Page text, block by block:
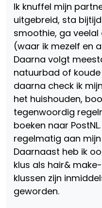
Ik knuffel mijn
uitgebreid, sta
smoothie, ga veelal
(waar ik mezelf en
Daarna volgt
natuurbad of
daarna check ik
het huishouden,
tegenwoordig
boeken naar
regelmatig aan
Daarnaast heb ik
klus als hair&
klussen zijn
geworden.